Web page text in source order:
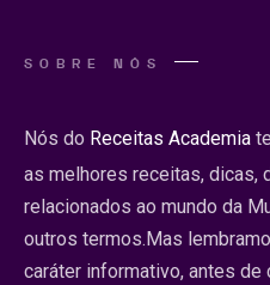
SOBRE NÓS
Nós do Receitas Academia
as melhores receitas, dicas,
relacionados ao mundo da
outros termos.Mas
caráter informativo, antes de